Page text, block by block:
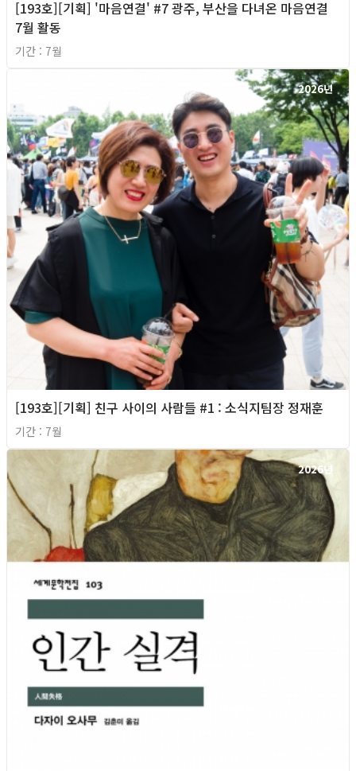
[193호][기획] '마음연결' #7 광주, 부산을 다녀온 마음연결
7월 활동
기간 : 7월
2026년
[193호][기획] 친구 사이의 사람들 #1 : 소식지팀장 정재훈
기간 : 7월
2026년